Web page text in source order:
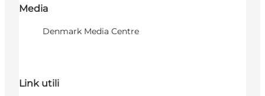
Media
Denmark Media Centre
Link utili